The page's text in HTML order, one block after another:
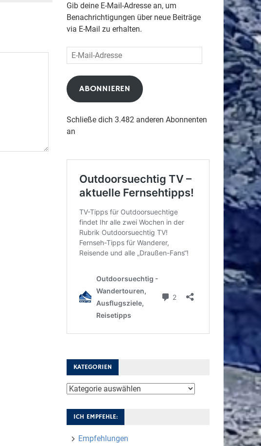
Gib deine E-Mail-Adresse an, um
Benachrichtigungen über neue Beiträge
via E-Mail zu erhalten.
E-
Mail-
Adresse
ABONNIEREN
Schließe dich 3.482 anderen Abonnenten
an
KATEGORIEN
Kategorien
ICH EMPFEHLE:
Empfehlungen